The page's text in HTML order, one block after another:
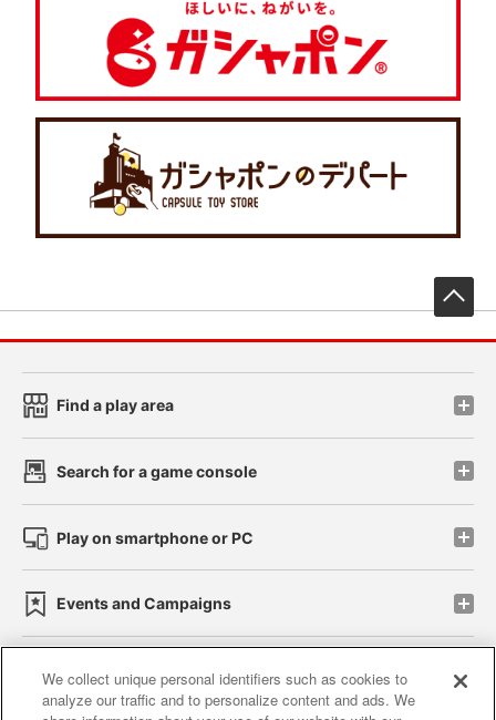
Find a play area
Search for a game console
Play on smartphone or PC
Events and Campaigns
Affiliate Sustainability site policy privacy policy
We collect unique personal identifiers such as cookies to
analyze our traffic and to personalize content and ads. We